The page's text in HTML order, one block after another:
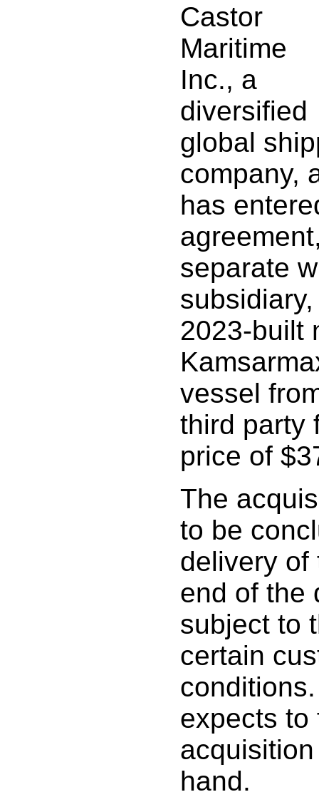
Castor
Maritime
Inc., a
diversified
global
company,
has
separate
2023-built
vessel
third party
price of
The
to be
delivery of
end of the
subject to
certain
expects to
hand.